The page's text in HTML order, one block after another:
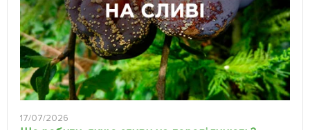
17/07/2026